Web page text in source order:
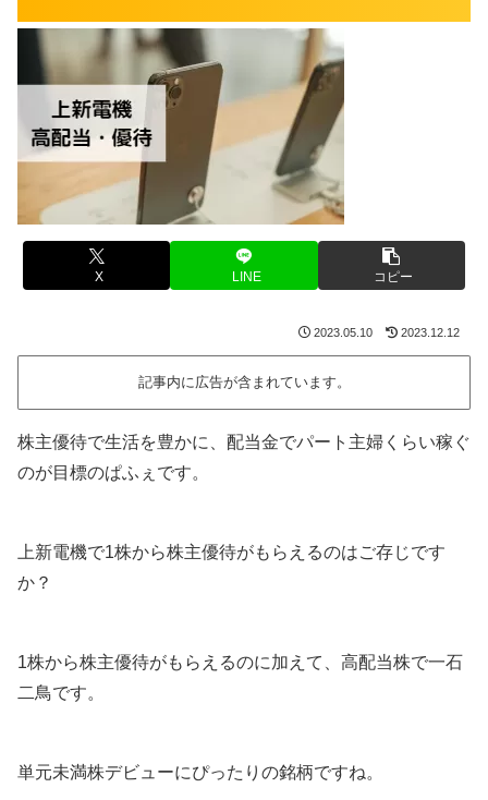
X LINE コピー
2023.05.10 2023.12.12
記事内に広告が含まれています。
株主優待で生活を豊かに、配当金でパート主婦くらい稼ぐ
のが目標のぱふぇです。
上新電機で1株から株主優待がもらえるのはご存じです
か？
1株から株主優待がもらえるのに加えて、高配当株で一石
二鳥です。
単元未満株デビューにぴったりの銘柄ですね。